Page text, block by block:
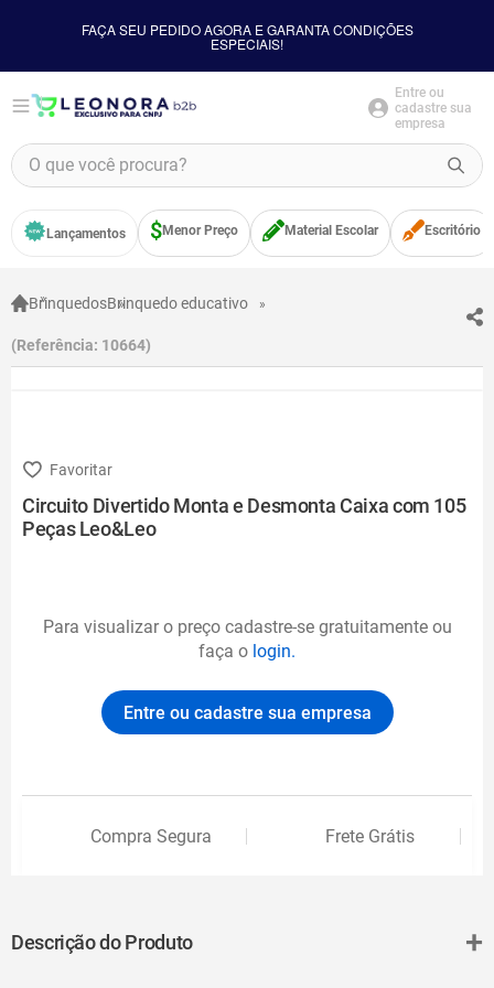
FAÇA SEU PEDIDO AGORA E GARANTA CONDIÇÕES
ESPECIAIS!
Entre ou
cadastre sua
empresa
O que você procura?
Lançamentos Menor Preço Material Escolar Escritório
BrinquedosBrinquedo educativo
Referência: 10664
Circuito Divertido Monta e Desmonta Caixa com 105
Peças Leo&Leo
Para visualizar o preço cadastre-se gratuitamente ou
faça o login.
Entre ou cadastre sua empresa
Compra Segura Frete Grátis
Descrição do Produto +
TERMOS MAIS BUSCADOS
1º